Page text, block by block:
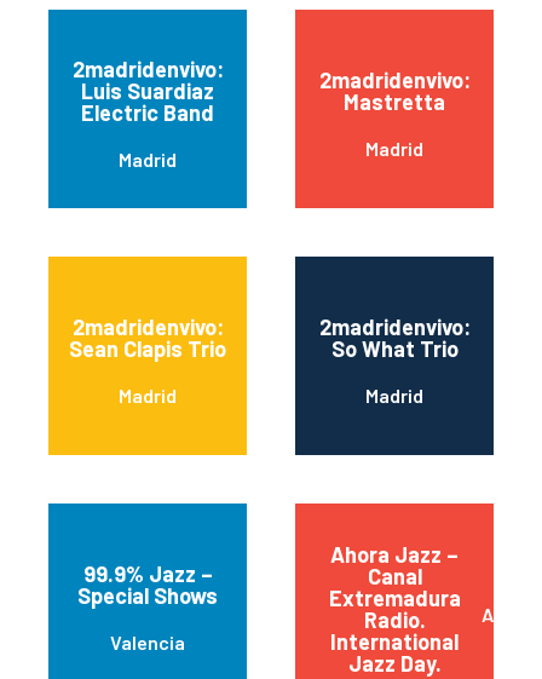
2madridenvivo:
Luis Suardiaz
Electric Band
Madrid
2madridenvivo:
Mastretta
Madrid
2madridenvivo:
Sean Clapis Trio
Madrid
2madridenvivo:
So What Trio
Madrid
99.9% Jazz –
Special Shows
Valencia
Ahora Jazz –
Canal
Extremadura
Radio.
International
Jazz Day.